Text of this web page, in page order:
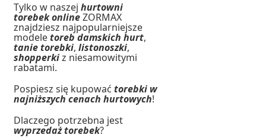
Tylko w naszejhurtowni
torebek onlineZORMAX
znajdziesz najpopularniejsze
modeletoreb damskich hurt,
tanie torebki,listonoszki,
shopperkiz niesamowitymi
rabatami.
Pospiesz się kupowaćtorebki w
najniższych cenach hurtowych!
Dlaczego potrzebna jest
wyprzedaż torebek?